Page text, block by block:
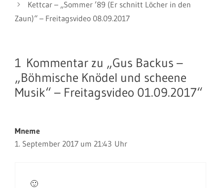
Kettcar – „Sommer ’89 (Er schnitt Löcher in den
Zaun)“ – Freitagsvideo 08.09.2017
1 Kommentar zu „Gus Backus –
„Böhmische Knödel und scheene
Musik“ – Freitagsvideo 01.09.2017“
Mneme
1. September 2017 um 21:43 Uhr
🙂